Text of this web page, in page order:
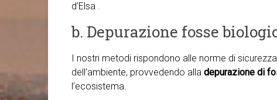
d’Elsa .
b. Depurazione fosse
I nostri metodi rispondono alle norme di
dell’ambiente, provvedendo alla depurazione di
l’ecosistema.